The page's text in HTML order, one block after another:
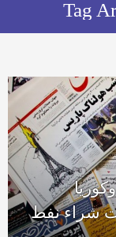
Tag
شراء نفط